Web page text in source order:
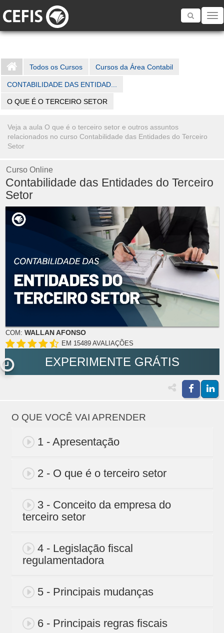
Toggle
Todos os Cursos Cursos da Área Contabil
CONTABILIDADE DAS ENTIDAD...
O QUE É O TERCEIRO SETOR
Veja a aula O que é o terceiro setor e outros assuntos
relacionados no curso Contabilidade das Entidades do Terceiro
Setor
Curso Online
Contabilidade das Entidades do Terceiro
Setor
COM: WALLAN AFONSO
EM 15489 AVALIAÇÕES
EXPERIMENTE GRÁTIS
O QUE VOCÊ VAI APRENDER
1 - Apresentação
2 - O que é o terceiro setor
3 - Conceito da empresa do
terceiro setor
4 - Legislação fiscal
regulamentadora
5 - Principais mudanças
6 - Principais regras fiscais